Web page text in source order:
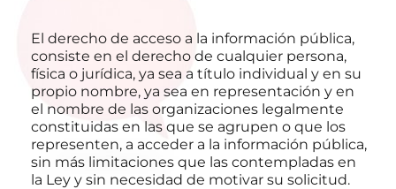
El derecho de acceso a la información pública,
consiste en el derecho de cualquier persona,
física o jurídica, ya sea a título individual y en su
propio nombre, ya sea en representación y en
el nombre de las organizaciones legalmente
constituidas en las que se agrupen o que los
representen, a acceder a la información pública,
sin más limitaciones que las contempladas en
la Ley y sin necesidad de motivar su solicitud.